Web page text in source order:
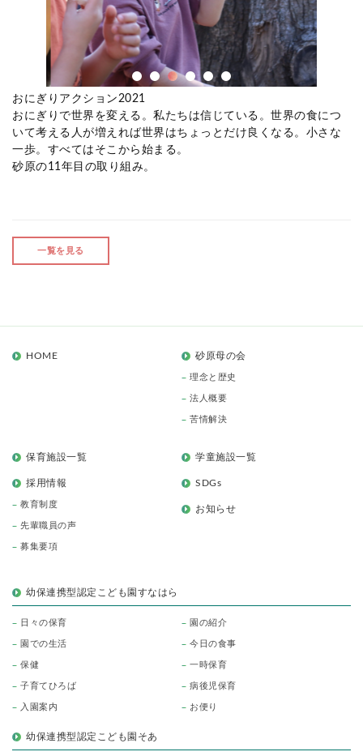
おにぎりアクション2021
おにぎりで世界を変える。私たちは信じている。世界の食につ
いて考える人が増えれば世界はちょっとだけ良くなる。小さな
一歩。すべてはそこから始まる。
砂原の11年目の取り組み。
一覧を見る
HOME 砂原母の会
理念と歴史
法人概要
苦情解決
保育施設一覧 学童施設一覧
採用情報
教育制度
先輩職員の声
募集要項
SDGs
お知らせ
幼保連携型認定こども園すなはら
日々の保育 園の紹介
園での生活 今日の食事
保健 一時保育
子育てひろば 病後児保育
入園案内 お便り
幼保連携型認定こども園そあ